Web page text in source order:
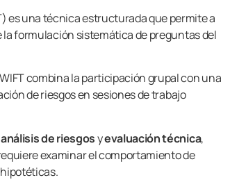
es una técnica estructurada que permite a
formulación sistemática de preguntas del
combina la participación grupal con una
de riesgos en sesiones de trabajo
análisis de riesgosyevaluación técnica,
examinar el comportamiento de